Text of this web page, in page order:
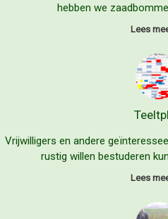
hebben we
Lees
Vrijwilligers en andere
rustig willen bestuderen
Lees